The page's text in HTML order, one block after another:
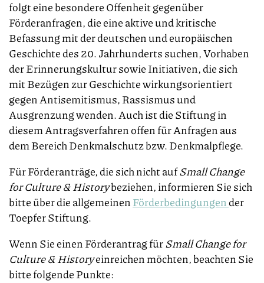
folgt eine besondere Offenheit gegenüber
Förderanfragen, die eine aktive und kritische
Befassung mit der deutschen und europäischen
Geschichte des 20. Jahrhunderts suchen, Vorhaben
der Erinnerungskultur sowie Initiativen, die sich
mit Bezügen zur Geschichte wirkungsorientiert
gegen Antisemitismus, Rassismus und
Ausgrenzung wenden. Auch ist die Stiftung in
diesem Antragsverfahren offen für Anfragen aus
dem Bereich Denkmalschutz bzw. Denkmalpflege.
Für Förderanträge, die sich nicht aufSmall Change
for Culture & Historybeziehen, informieren Sie sich
bitte über die allgemeinenFörderbedingungender
Toepfer Stiftung.
Wenn Sie einen Förderantrag fürSmall Change for
Culture & Historyeinreichen möchten, beachten Sie
bitte folgende Punkte: